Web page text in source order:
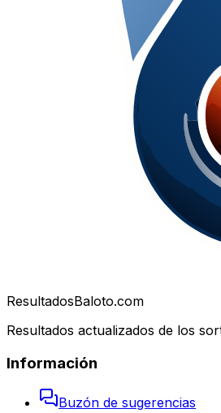
ResultadosBaloto.com
Resultados actualizados de los
Información
Buzón de sugerencias